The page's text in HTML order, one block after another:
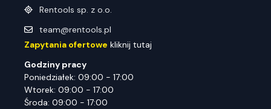
Rentools sp. z o.o.
team@rentools.pl
Zapytania ofertowe kliknij tutaj
Godziny pracy
Poniedziałek: 09:00 - 17:00
Wtorek: 09:00 - 17:00
Środa: 09:00 - 17:00